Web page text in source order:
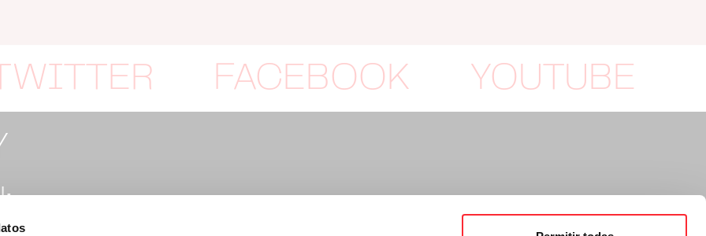
TWITTER FACEBOOK
YOUTUBE